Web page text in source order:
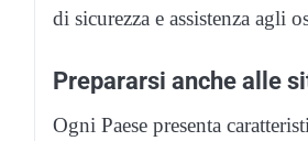
di sicurezza e assistenza agli
Prepararsi anche alle
Ogni Paese presenta